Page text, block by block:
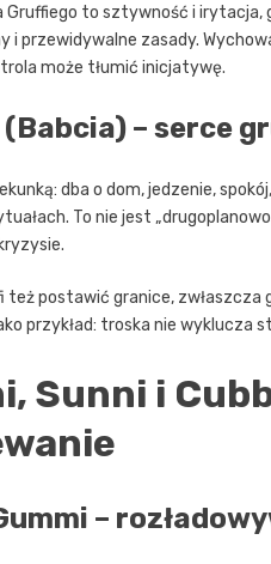
Gruffiego to sztywność i irytacja,
i przewidywalne zasady.
może tłumić inicjatywę.
(Babcia) – serce
dba o dom, jedzenie,
To nie jest
postawić granice, zwłaszcza
przykład: troska nie wyklucza
Sunni i
–